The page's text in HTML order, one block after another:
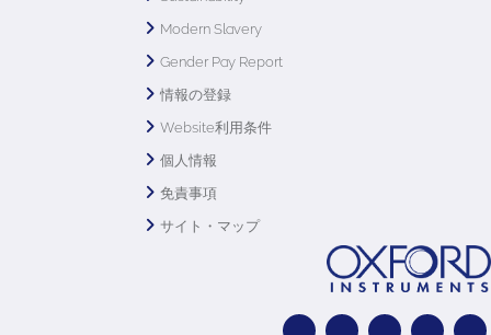
Modern Slavery
Gender Pay Report
情報の登録
Website利用条件
個人情報
免責事項
サイト・マップ